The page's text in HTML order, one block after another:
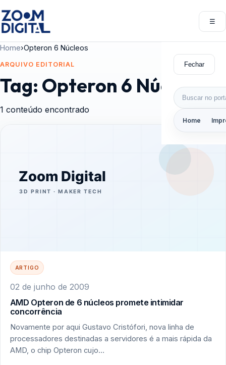
☰
Fechar
Buscar por:
Home
Home›Opteron 6 Núcleos
ARQUIVO EDITORIAL
Tag: Opteron 6 Núcleos
1 conteúdo encontrado
ARTIGO
02 de junho de 2009
AMD Opteron de 6 núcleos promete intimidar
concorrência
Novamente por aqui Gustavo Cristófori, nova linha de
processadores destinadas a servidores é a mais rápida da
AMD, o chip Opteron cujo…